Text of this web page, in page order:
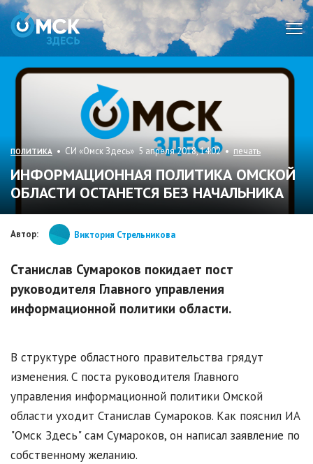
ПОЛИТИКА • СИ «Омск Здесь» 5 апреля 2018, 14:02 • печать
ИНФОРМАЦИОННАЯ ПОЛИТИКА ОМСКОЙ
ОБЛАСТИ ОСТАНЕТСЯ БЕЗ НАЧАЛЬНИКА
Автор: Виктория Стрельникова
Станислав Сумароков покидает пост
руководителя Главного управления
информационной политики области.
В структуре областного правительства грядут
изменения. С поста руководителя Главного
управления информационной политики Омской
области уходит Станислав Сумароков. Как пояснил ИА
"Омск Здесь" сам Сумароков, он написал заявление по
собственному желанию.